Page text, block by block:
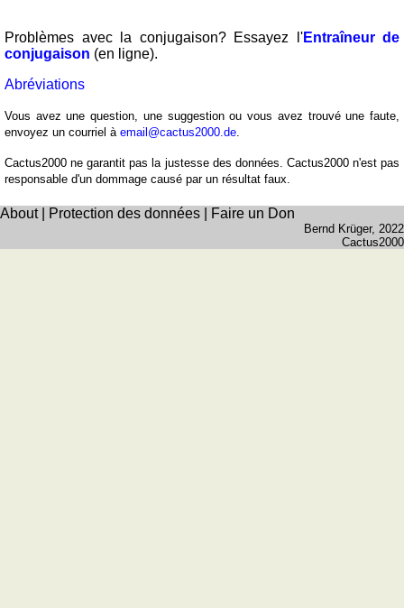
Problèmes avec la conjugaison? Essayez l'Entraîneur de
conjugaison (en ligne).
Abréviations
Vous avez une question, une suggestion ou vous avez trouvé une faute,
envoyez un courriel à email@cactus2000.de.
Cactus2000 ne garantit pas la justesse des données. Cactus2000 n'est pas
responsable d'un dommage causé par un résultat faux.
About| Protection des données Faire un Don
Bernd Krüger, 2022
Cactus2000